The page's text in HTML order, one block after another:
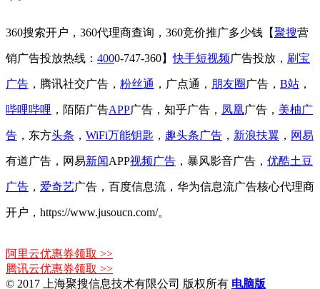
360搜索开户，360代理商查询，360竞价推广多少钱【聚搜营
销广告投放热线： 4000-747-360】快手短视频广告投放， 刷宝
广告 ，腾讯社交广告， 粉丝通 ，广点通， 朋友圈 广告， B站 ，
哔哩哔哩 ，陌陌广告APP广告，知乎广告， 凤凰广告， 美柚广
告 ，东方头条 ， WiFi万能钥匙 ， 趣头条广告 ， 新浪扶翼 ， 网易
有道广告，网易新闻APP视频广告 ，暴风影音广告， 优酷土豆
广告 ， 爱奇艺广告，百度信息流，华为信息流广告核心代理商
开户，https://www.jusoucn.com/。
阿里云优惠券领取 >>
腾讯云优惠券领取 >>
© 2017 上海聚搜信息技术有限公司 版权所有 电脑版